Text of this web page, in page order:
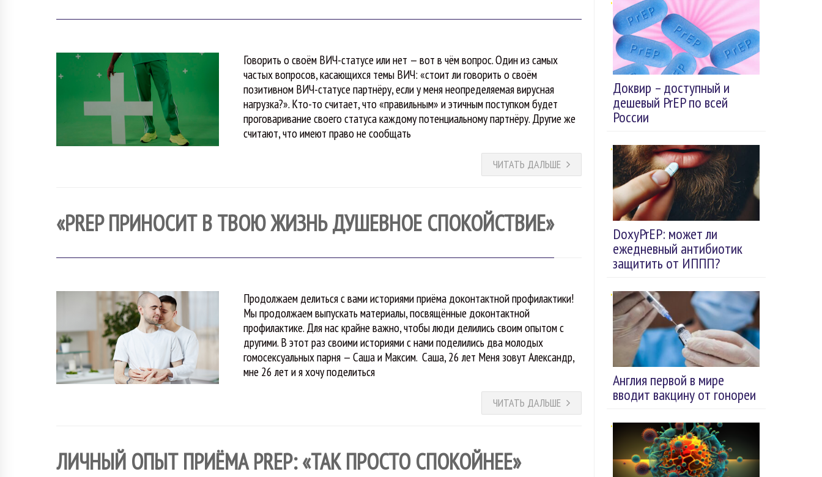
Доквир – доступный и
дешевый PrEP по всей
России
DoxyPrEP: может ли
ежедневный антибиотик
защитить от ИППП?
Англия первой в мире
вводит вакцину от гонореи
Говорить о своём ВИЧ-статусе или нет — вот в чём вопрос. Один из самых
частых вопросов, касающихся темы ВИЧ: «стоит ли говорить о своём
позитивном ВИЧ-статусе партнёру, если у меня неопределяемая вирусная
нагрузка?». Кто-то считает, что «правильным» и этичным поступком будет
проговаривание своего статуса каждому потенциальному партнёру. Другие же
считают, что имеют право не сообщать
ЧИТАТЬ ДАЛЬШЕ
«PREP ПРИНОСИТ В ТВОЮ ЖИЗНЬ ДУШЕВНОЕ СПОКОЙСТВИЕ»
Продолжаем делиться с вами историями приёма доконтактной профилактики!
Мы продолжаем выпускать материалы, посвящённые доконтактной
профилактике. Для нас крайне важно, чтобы люди делились своим опытом с
другими. В этот раз своими историями с нами поделились два молодых
гомосексуальных парня — Саша и Максим. Саша, 26 лет Меня зовут Александр,
мне 26 лет и я хочу поделиться
ЧИТАТЬ ДАЛЬШЕ
ЛИЧНЫЙ ОПЫТ ПРИЁМА PREP: «ТАК ПРОСТО СПОКОЙНЕЕ»